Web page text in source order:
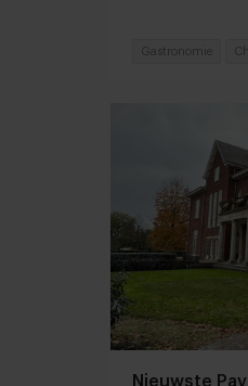
Gastronomie
Nieuwste